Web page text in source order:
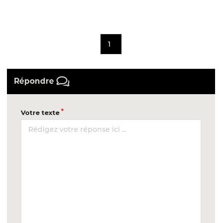
1
Répondre
Votre texte